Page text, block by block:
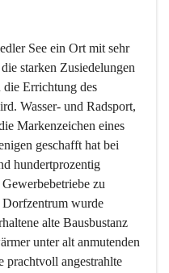
See ein Ort mit sehr
starken Zusiedelungen
die Errichtung des
Wasser- und Radsport,
Markenzeichen eines
geschafft hat bei
hundertprozentig
zu
wurde
alte Bausbustanz
unter alt anmutenden
prachtvoll angestrahlte